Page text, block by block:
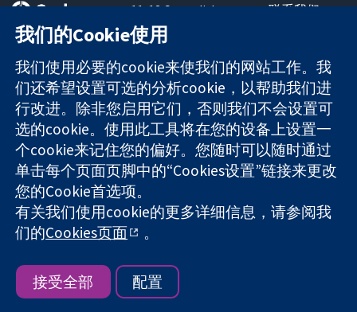
可信任的证据
知情决定
更完善的医疗健
康
11-13 Cavendish
Square
London
W1G 0AN
United Kingdom
联系我们
关于我们
工作机会
Cochrane
Library
The Cochrane Collaboration is a charity (no. 1045921) and a
company limited by guarantee (no. 03044323) registered in
England & Wales. VAT registration number GB 718 2127 49.
版权所有：© 2026 Cochrane协作网
网站条款与条件| 免责声明|隐私权
我们的Cookie使用
我们使用必要的cookie来使我们的网站工作。我
们还希望设置可选的分析cookie，以帮助我们进
行改进。除非您启用它们，否则我们不会设置可
选的cookie。使用此工具将在您的设备上设置一
个cookie来记住您的偏好。您随时可以随时通过
单击每个页面页脚中的“Cookies设置”链接来更改
您的Cookie首选项。
有关我们使用cookie的更多详细信息，请参阅我
们的Cookies页面 。
接受全部 配置